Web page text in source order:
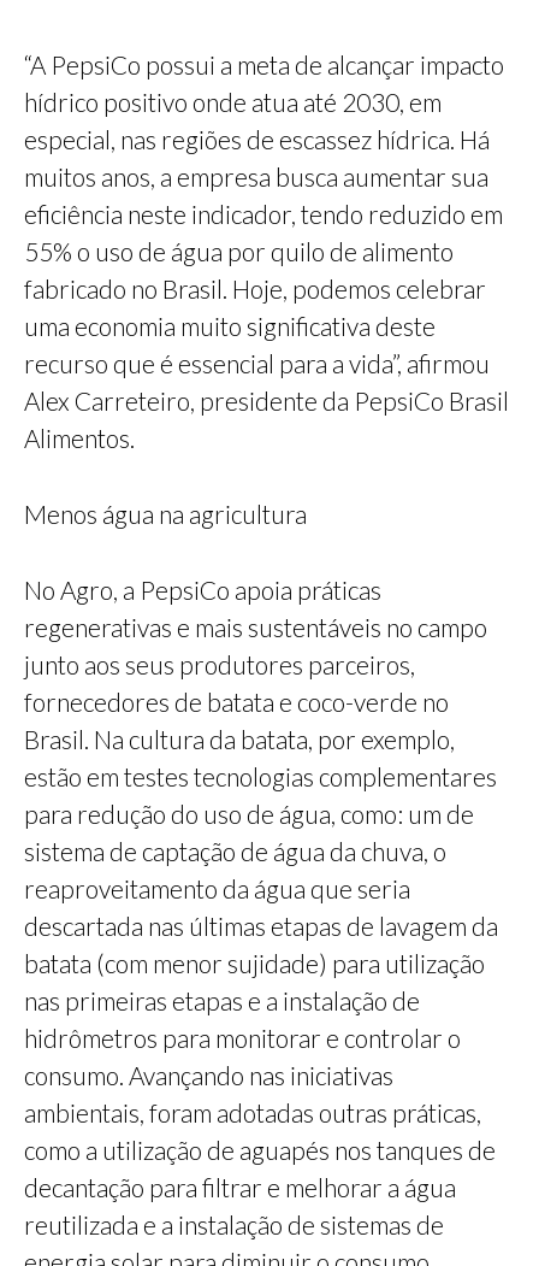
“A PepsiCo possui a meta de alcançar impacto
hídrico positivo onde atua até 2030, em
especial, nas regiões de escassez hídrica. Há
muitos anos, a empresa busca aumentar sua
eficiência neste indicador, tendo reduzido em
55% o uso de água por quilo de alimento
fabricado no Brasil. Hoje, podemos celebrar
uma economia muito significativa deste
recurso que é essencial para a vida”, afirmou
Alex Carreteiro, presidente da PepsiCo Brasil
Alimentos.
Menos água na agricultura
No Agro, a PepsiCo apoia práticas
regenerativas e mais sustentáveis no campo
junto aos seus produtores parceiros,
fornecedores de batata e coco-verde no
Brasil. Na cultura da batata, por exemplo,
estão em testes tecnologias complementares
para redução do uso de água, como: um de
sistema de captação de água da chuva, o
reaproveitamento da água que seria
descartada nas últimas etapas de lavagem da
batata (com menor sujidade) para utilização
nas primeiras etapas e a instalação de
hidrômetros para monitorar e controlar o
consumo. Avançando nas iniciativas
ambientais, foram adotadas outras práticas,
como a utilização de aguapés nos tanques de
decantação para filtrar e melhorar a água
reutilizada e a instalação de sistemas de